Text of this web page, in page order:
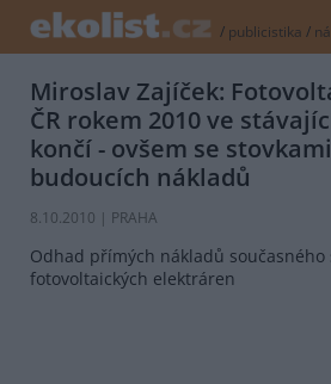
/ publicistika /
Miroslav Zajíček:
ČR rokem 2010 ve
končí - ovšem se
budoucích nákladů
8.10.2010 | PRAHA
Odhad přímých nákladů
fotovoltaických elektráren